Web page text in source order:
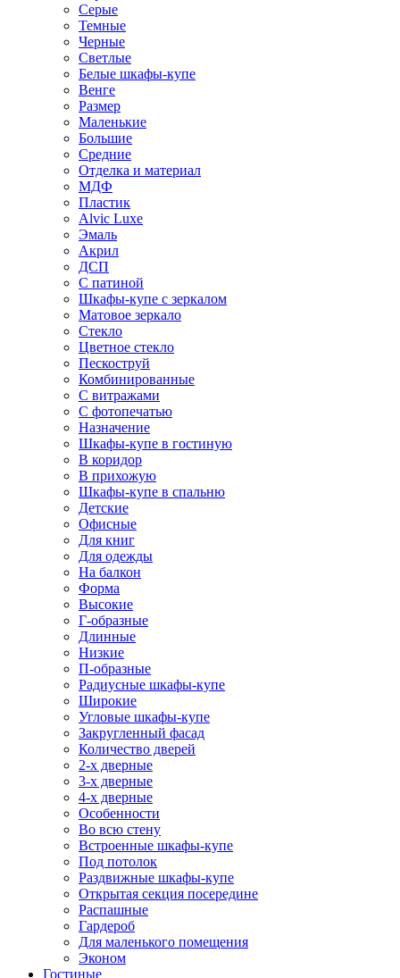
Серые
Темные
Черные
Светлые
Белые шкафы-купе
Венге
Размер
Маленькие
Большие
Средние
Отделка и материал
МДФ
Пластик
Alvic Luxe
Эмаль
Акрил
ДСП
С патиной
Шкафы-купе с зеркалом
Матовое зеркало
Стекло
Цветное стекло
Пескоструй
Комбинированные
С витражами
С фотопечатью
Назначение
Шкафы-купе в гостиную
В коридор
В прихожую
Шкафы-купе в спальню
Детские
Офисные
Для книг
Для одежды
На балкон
Форма
Высокие
Г-образные
Длинные
Низкие
П-образные
Радиусные шкафы-купе
Широкие
Угловые шкафы-купе
Закругленный фасад
Количество дверей
2-х дверные
3-х дверные
4-х дверные
Особенности
Во всю стену
Встроенные шкафы-купе
Под потолок
Раздвижные шкафы-купе
Открытая секция посередине
Распашные
Гардероб
Для маленького помещения
Эконом
Гостиные